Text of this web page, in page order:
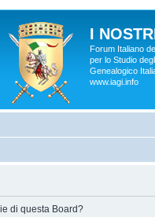
I
Forum Italiano
per lo Studio
Genealogico
www.iagi.info
di questa Board?